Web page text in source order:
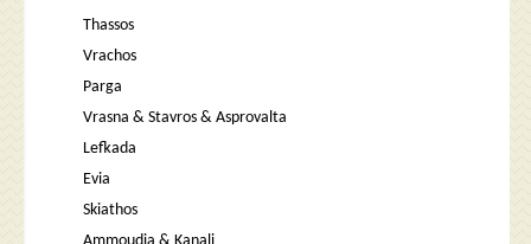
Thassos
Vrachos
Parga
Vrasna & Stavros & Asprovalta
Lefkada
Evia
Skiathos